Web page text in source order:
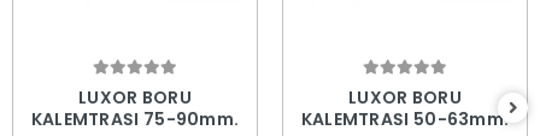
LUXOR BORU
KALEMTRAŞI 75-90mm.
LUXOR BORU
KALEMTRAŞI 50-63mm.